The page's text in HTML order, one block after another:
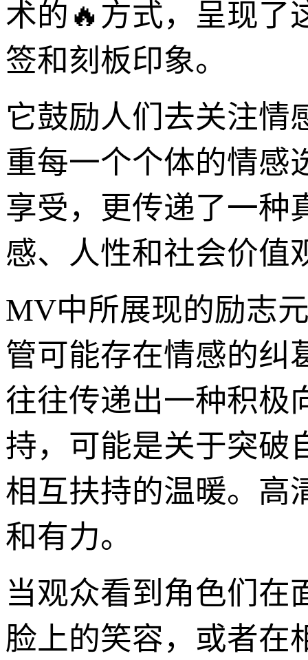
术的🔥方式，呈现了
签和刻板印象。
它鼓励人们去关注情
重每一个个体的情感
享受，更传递了一种
感、人性和社会价值
MV中所展现的励志
管可能存在情感的纠
往往传递出一种积极
持，可能是关于突破
相互扶持的温暖。高
和有力。
当观众看到角色们在
脸上的笑容，或者在